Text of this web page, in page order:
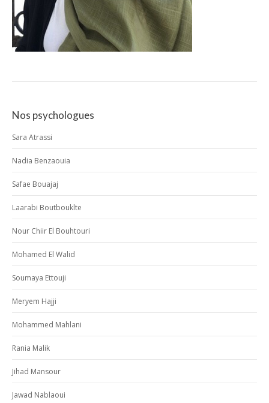
Nos psychologues
Sara Atrassi
Nadia Benzaouia
Safae Bouajaj
Laarabi Boutbouklte
Nour Chiir El Bouhtouri
Mohamed El Walid
Soumaya Ettouji
Meryem Hajji
Mohammed Mahlani
Rania Malik
Jihad Mansour
Jawad Nablaoui